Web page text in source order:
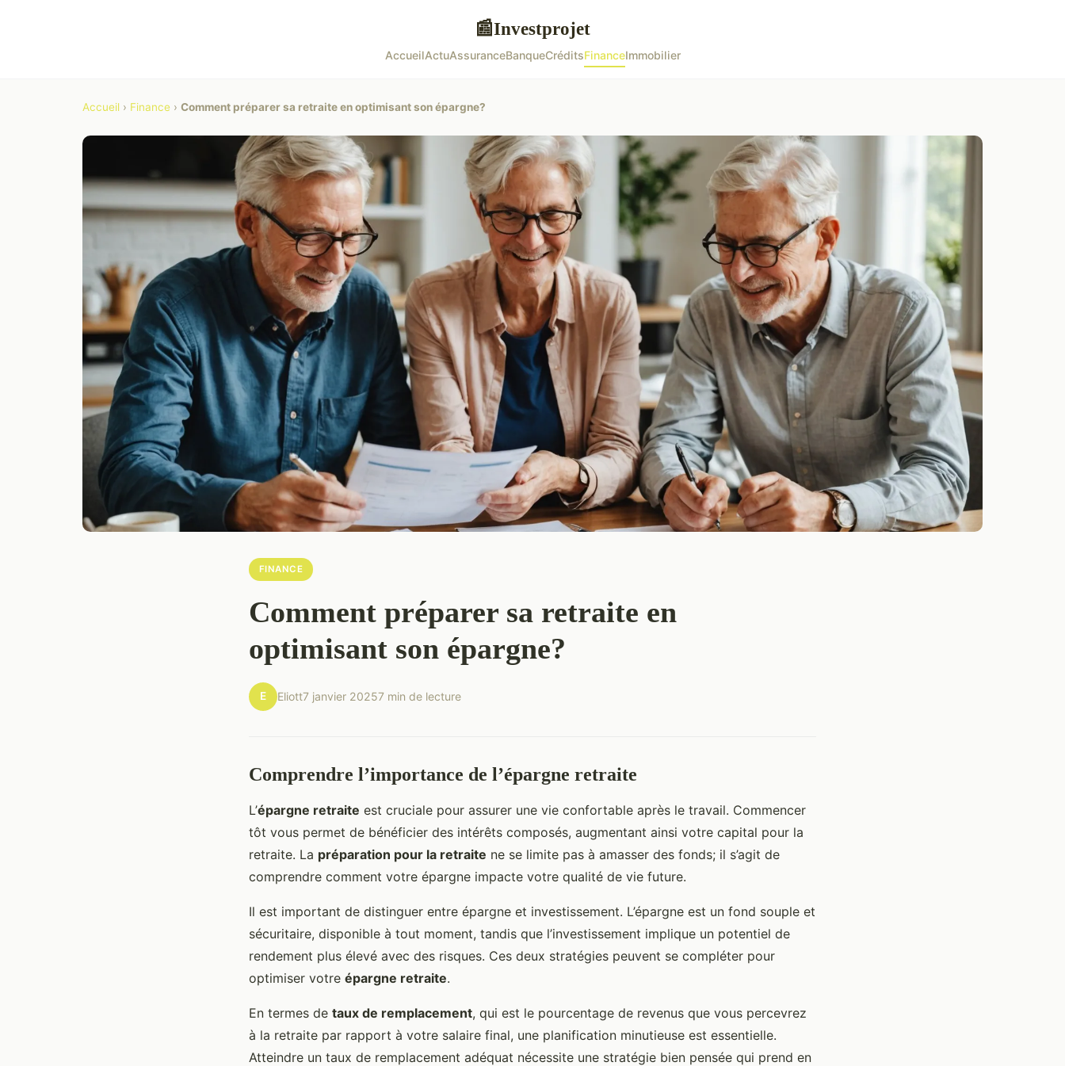
📰Investprojet
AccueilActuAssuranceBanqueCréditsFinanceImmobilier
Accueil › Finance › Comment préparer sa retraite en optimisant son épargne?
FINANCE
Comment préparer sa retraite en
optimisant son épargne?
E Eliott7 janvier 20257 min de lecture
Comprendre l’importance de l’épargne retraite
L’épargne retraite est cruciale pour assurer une vie confortable après le travail. Commencer
tôt vous permet de bénéficier des intérêts composés, augmentant ainsi votre capital pour la
retraite. La préparation pour la retraite ne se limite pas à amasser des fonds; il s’agit de
comprendre comment votre épargne impacte votre qualité de vie future.
Il est important de distinguer entre épargne et investissement. L’épargne est un fond souple et
sécuritaire, disponible à tout moment, tandis que l’investissement implique un potentiel de
rendement plus élevé avec des risques. Ces deux stratégies peuvent se compléter pour
optimiser votre épargne retraite.
En termes de taux de remplacement, qui est le pourcentage de revenus que vous percevrez
à la retraite par rapport à votre salaire final, une planification minutieuse est essentielle.
Atteindre un taux de remplacement adéquat nécessite une stratégie bien pensée qui prend en